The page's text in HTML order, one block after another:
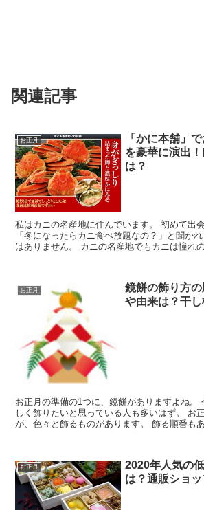
関連記事
お正月
「かに本舗」
を豪華に演出
は？
私はカニの名産地に住んでいます。 初めて出
「冬になったらカニ食べ放題なの？」と聞か
はありません。 カニの名産地でもカニは憧れ
お正月
鏡餅の飾り方
や由来は？干
お正月の準備の1つに、鏡餅がありますよね。
しく飾りたいと思っている人も多いはず。 お
が、色々と飾るものがあります。 飾る順番も
お正月
2020年人気の
は？通販ショ